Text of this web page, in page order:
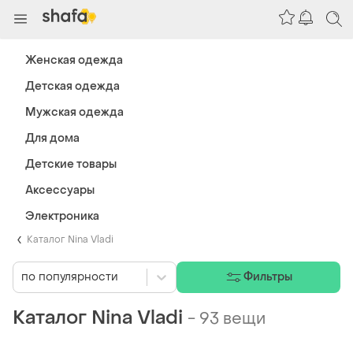
Каталог Nina Vladi
Каталог Nina Vladi - 93 вещи
по популярности Фильтры
Женская одежда
Детская одежда
Мужская одежда
Для дома
Детские товары
Аксессуары
Электроника